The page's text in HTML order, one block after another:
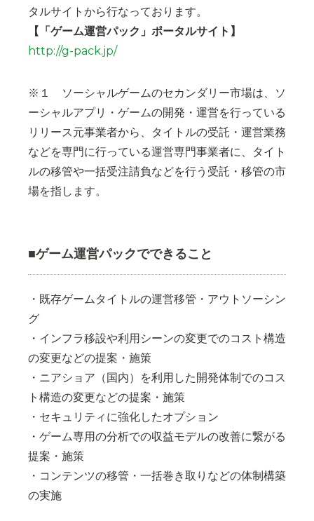
タルサイトから行なっております。
【「ゲーム運営パック」ポータルサイト】
http://g-pack.jp/
※１ ソーシャルゲームのセカンダリー市場は、ソ
ーシャルアプリ・ゲームの開発・運営を行っている
リリース元事業者から、タイトルの受託・運営業務
などを専門に行っている運営専門事業者に、タイト
ルの移管や一括受注請負などを行う受託・移管の市
場を指します。
■ゲーム運営パックでできること
・既存ゲームタイトルの運営移管・アウトソーシン
グ
・インフラ移設や利用シーンの変更でのコスト構造
の変更などの提案・施策
・ニアショア（国内）を利用した開発体制でのコス
ト構造の変更などの提案・施策
・セキュリティに強化したオプション
・ゲーム専用の分析での収益モデルの改善に繋がる
提案・施策
・コンテンツの移管・一括巻き取りなどの体制構築
の実施